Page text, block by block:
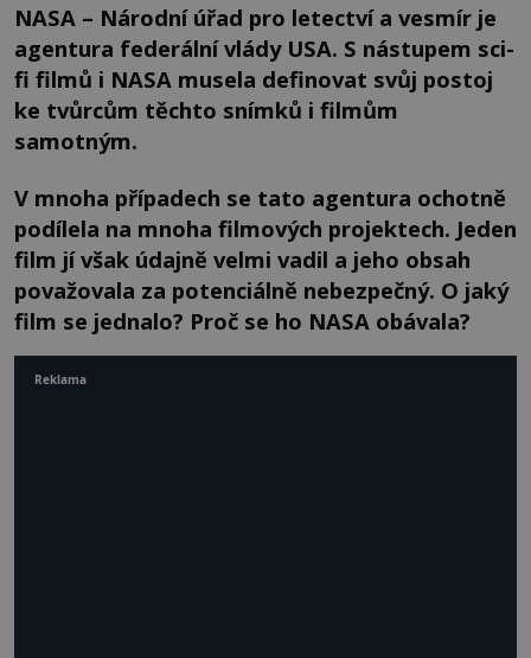
NASA – Národní úřad pro letectví a vesmír je
agentura federální vlády USA. S nástupem sci-
fi filmů i NASA musela definovat svůj postoj
ke tvůrcům těchto snímků i filmům
samotným.
V mnoha případech se tato agentura ochotně
podílela na mnoha filmových projektech. Jeden
film jí však údajně velmi vadil a jeho obsah
považovala za potenciálně nebezpečný. O jaký
film se jednalo? Proč se ho NASA obávala?
Reklama